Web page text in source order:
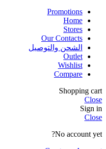
Promotions
Home
Stores
Our Contacts
الشحن والتوصيل
Outlet
Wishlist
Compare
Shopping cart
Close
Sign in
Close
No account yet?